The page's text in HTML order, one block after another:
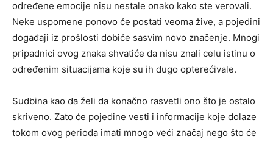
određene emocije nisu nestale onako kako ste verovali.
Neke uspomene ponovo će postati veoma žive, a pojedini
događaji iz prošlosti dobiće sasvim novo značenje. Mnogi
pripadnici ovog znaka shvatiće da nisu znali celu istinu o
određenim situacijama koje su ih dugo opterećivale.
Sudbina kao da želi da konačno rasvetli ono što je ostalo
skriveno. Zato će pojedine vesti i informacije koje dolaze
tokom ovog perioda imati mnogo veći značaj nego što će